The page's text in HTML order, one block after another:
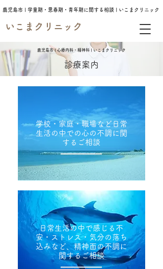
いこまクリニック
鹿児島市 | 学童期・思春期・青年期に関する相談 | いこまクリニック
鹿児島市 | 心療内科・精神科 | いこまクリニック
診療案内
学校・家庭・職場など日常
生活の中での心の不調に関
するご相談
​日常生活の中で感じる不
安・ストレス・気分の落ち
込みなど、精神面の不調に
関するご相談